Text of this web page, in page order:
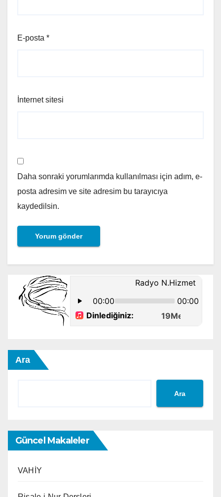
E-posta *
İnternet sitesi
Daha sonraki yorumlarımda kullanılması için adım, e-
posta adresim ve site adresim bu tarayıcıya
kaydedilsin.
Ara
Ara
Güncel Makaleler
VAHİY